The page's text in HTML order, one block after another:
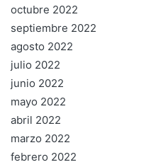
octubre 2022
septiembre 2022
agosto 2022
julio 2022
junio 2022
mayo 2022
abril 2022
marzo 2022
febrero 2022